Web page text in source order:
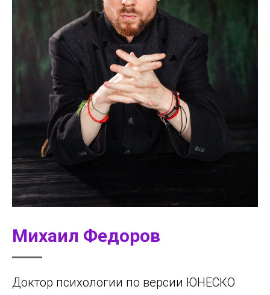
Михаил Федоров
Доктор психологии по версии ЮНЕСКО